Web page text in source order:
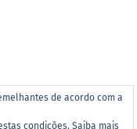
de acordo com a
condições.Saiba mais